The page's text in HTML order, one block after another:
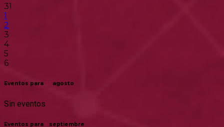
31
1
2
3
4
5
6
Eventos para agosto
Sin eventos
Eventos para septiembre